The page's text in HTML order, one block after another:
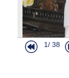
1/ 38
ព្រះរាជដំណើរ
ព្រះអង្គ​ម្ចាស់
ព្រះរាជពិធីថ្វ
ថ្នាក់ដឹកនាំ